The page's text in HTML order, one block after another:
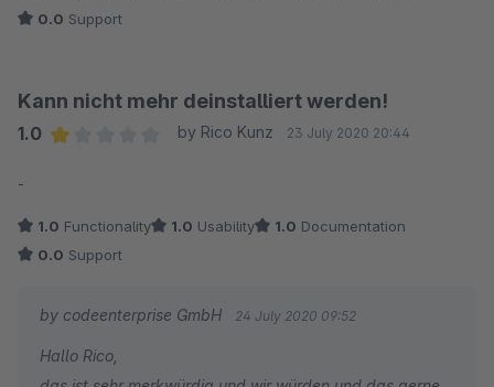
0.0 Support
Kann nicht mehr deinstalliert werden!
1.0
by Rico Kunz 23 July 2020 20:44
-
1.0 Functionality 1.0 Usability 1.0 Documentation
0.0 Support
by codeenterprise GmbH 24 July 2020 09:52
Hallo Rico,